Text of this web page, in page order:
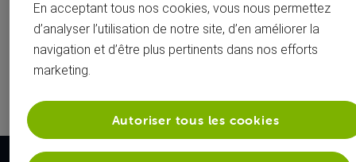
son mobile
Test votre
vitesse
Mot de
passe wifi
En acceptant tous nos cookies, vous nous permettez
d’analyser l’utilisation de notre site, d’en améliorer la
navigation et d’être plus pertinents dans nos efforts
marketing.
Autoriser tous les cookies